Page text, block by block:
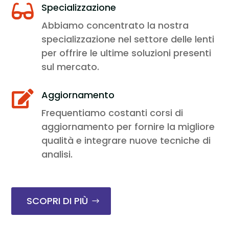

Specializzazione
Abbiamo concentrato la nostra
specializzazione nel settore delle lenti
per offrire le ultime soluzioni presenti
sul mercato.

Aggiornamento
Frequentiamo costanti corsi di
aggiornamento per fornire la migliore
qualità e integrare nuove tecniche di
analisi.
SCOPRI DI PIÙ